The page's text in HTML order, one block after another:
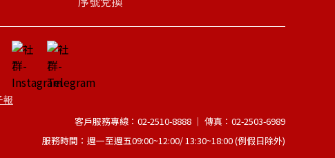
報
客戶服務專線：02-2510-8888 │ 傳真：02-2503-6989
服務時間：週一至週五09:00~12:00/ 13:30~18:00 (例假日除外)